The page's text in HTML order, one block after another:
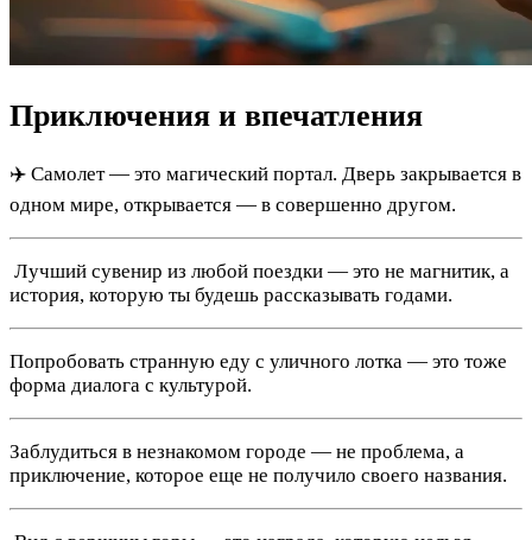
Приключения и впечатления
✈️ Самолет — это магический портал. Дверь закрывается в
одном мире, открывается — в совершенно другом.
️ Лучший сувенир из любой поездки — это не магнитик, а
история, которую ты будешь рассказывать годами.
Попробовать странную еду с уличного лотка — это тоже
форма диалога с культурой.
Заблудиться в незнакомом городе — не проблема, а
приключение, которое еще не получило своего названия.